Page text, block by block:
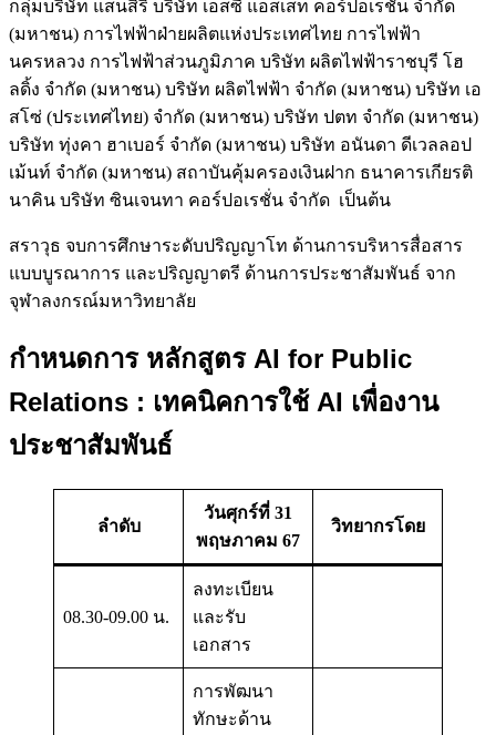
กลุ่มบริษัท แสนสิริ บริษัท เอสซี แอสเสท คอร์ปอเรชั่น จำกัด
(มหาชน) การไฟฟ้าฝ่ายผลิตแห่งประเทศไทย การไฟฟ้า
นครหลวง การไฟฟ้าส่วนภูมิภาค บริษัท ผลิตไฟฟ้าราชบุรี โฮ
ลดิ้ง จำกัด (มหาชน) บริษัท ผลิตไฟฟ้า จำกัด (มหาชน) บริษัท เอ
สโซ่ (ประเทศไทย) จำกัด (มหาชน) บริษัท ปตท จำกัด (มหาชน)
บริษัท ทุ่งคา ฮาเบอร์ จำกัด (มหาชน) บริษัท อนันดา ดีเวลลอป
เม้นท์ จำกัด (มหาชน) สถาบันคุ้มครองเงินฝาก ธนาคารเกียรติ
นาคิน บริษัท ซินเจนทา คอร์ปอเรชั่น จำกัด เป็นต้น
สราวุธ จบการศึกษาระดับปริญญาโท ด้านการบริหารสื่อสาร
แบบบูรณาการ และปริญญาตรี ด้านการประชาสัมพันธ์ จาก
จุฬาลงกรณ์มหาวิทยาลัย
กำหนดการ หลักสูตร AI for Public
Relations : เทคนิคการใช้ AI เพื่องาน
ประชาสัมพันธ์
ลำดับ
วันศุกร์ที่ 31
พฤษภาคม 67
วิทยากรโดย
08.30-09.00 น.
ลงทะเบียน
และรับ
เอกสาร
การพัฒนา
ทักษะด้าน